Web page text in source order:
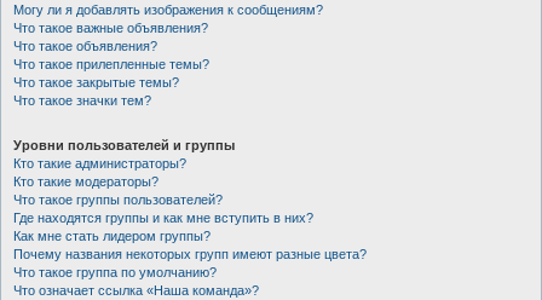
Могу ли я добавлять изображения к сообщениям?
Что такое важные объявления?
Что такое объявления?
Что такое прилепленные темы?
Что такое закрытые темы?
Что такое значки тем?
Уровни пользователей и группы
Кто такие администраторы?
Кто такие модераторы?
Что такое группы пользователей?
Где находятся группы и как мне вступить в них?
Как мне стать лидером группы?
Почему названия некоторых групп имеют разные цвета?
Что такое группа по умолчанию?
Что означает ссылка «Наша команда»?